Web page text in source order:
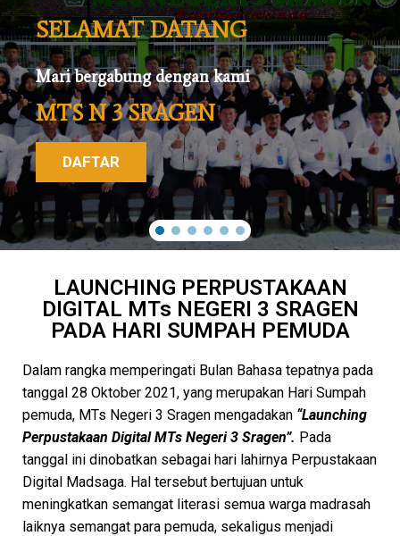
SELAMAT DATANG
Mari bergabung dengan kami
MTS N 3 SRAGEN
DAFTAR
LAUNCHING PERPUSTAKAAN
DIGITAL MTs NEGERI 3 SRAGEN
PADA HARI SUMPAH PEMUDA
Dalam rangka memperingati Bulan Bahasa tepatnya pada
tanggal 28 Oktober 2021, yang merupakan Hari Sumpah
pemuda, MTs Negeri 3 Sragen mengadakan “Launching
Perpustakaan Digital MTs Negeri 3 Sragen”. Pada
tanggal ini dinobatkan sebagai hari lahirnya Perpustakaan
Digital Madsaga. Hal tersebut bertujuan untuk
meningkatkan semangat literasi semua warga madrasah
laiknya semangat para pemuda, sekaligus menjadi